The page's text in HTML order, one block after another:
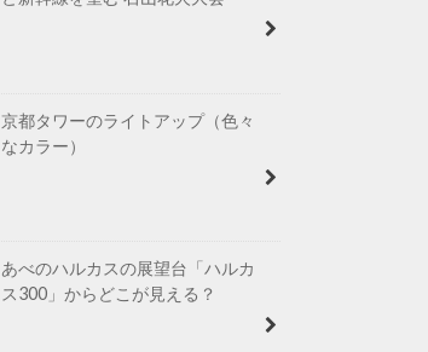
京都タワーのライトアップ（色々
なカラー）
あべのハルカスの展望台「ハルカ
ス300」からどこが見える？